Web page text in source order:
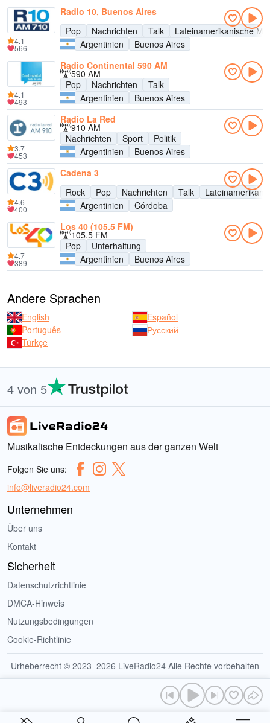
Radio 10, Buenos Aires
Pop
Nachrichten Talk
Lateinamerikanische
Argentinien
Buenos Aires
4.1
566
Radio Continental 590 AM
590 AM
Pop
Nachrichten
Talk
Argentinien
Buenos Aires
4.1
493
Radio La Red
910 AM
Nachrichten
Sport
Politik
Argentinien
Buenos Aires
3.7
453
Cadena 3
Rock
Pop Nachrichten Talk
Argentinien
Córdoba
4.6
400
Los 40 (105.5 FM)
105.5 FM
Pop
Unterhaltung
Argentinien
Buenos Aires
4.7
389
Andere Sprachen
English
Español
Português
Русский
Türkçe
4 von 5
Musikalische Entdeckungen aus der ganzen Welt
Folgen Sie uns:
info@liveradio24.com
Unternehmen
Über uns
Kontakt
Sicherheit
Datenschutzrichtlinie
DMCA-Hinweis
Nutzungsbedingungen
Cookie-Richtlinie
Urheberrecht © 2023–2026 LiveRadio24 Alle Rechte vorbehalten